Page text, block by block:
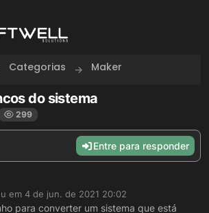
Categorias Maker
do sistema
299
Entre para responder
em 4 de jun. de 2021 20:02
por
para converter um sistema que está